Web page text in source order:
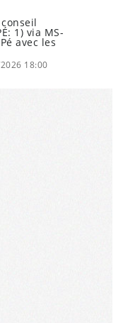
1) via MS-
avec les
18:00